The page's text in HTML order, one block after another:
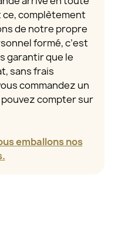
complètement
de notre propre
formé, c’est
garantir que le
sans frais
commandez un
compter sur
emballons nos